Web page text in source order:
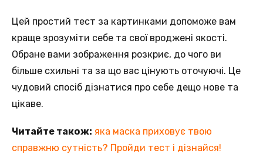
Цей простий тест за картинками допоможе вам
краще зрозуміти себе та свої вроджені якості.
Обране вами зображення розкриє, до чого ви
більше схильні та за що вас цінують оточуючі. Це
чудовий спосіб дізнатися про себе дещо нове та
цікаве.
Читайте також: яка маска приховує твою
справжню сутність? Пройди тест і дізнайся!